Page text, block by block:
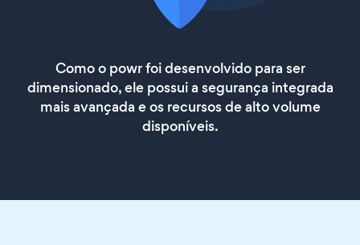
Como o powr foi desenvolvido para ser
dimensionado, ele possui a segurança integrada
mais avançada e os recursos de alto volume
disponíveis.